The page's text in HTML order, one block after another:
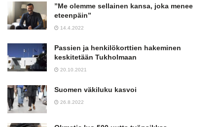
”Me olemme sellainen kansa, joka menee
eteenpäin”
14.4.2022
Passien ja henkilökorttien hakeminen
keskitetään Tukholmaan
20.10.2021
Suomen väkiluku kasvoi
26.8.2022